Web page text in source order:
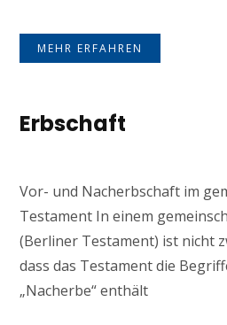
MEHR ERFAHREN
Erbschaft
Vor- und Nacherbschaft im
Testament In einem
(Berliner Testament) ist nicht
dass das Testament die
„Nacherbe“ enthält